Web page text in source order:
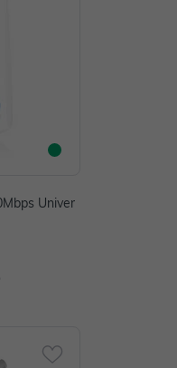
Univer